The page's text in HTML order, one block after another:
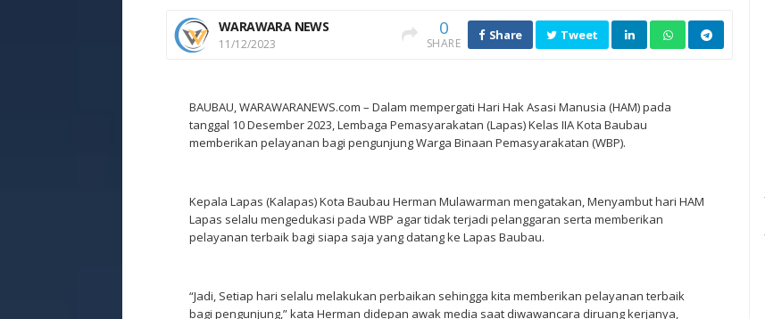
WARAWARA NEWS
11/12/2023
0
SHARE
Share Tweet
BAUBAU, WARAWARANEWS.com – Dalam mempergati Hari Hak Asasi Manusia (HAM) pada
tanggal 10 Desember 2023, Lembaga Pemasyarakatan (Lapas) Kelas IIA Kota Baubau
memberikan pelayanan bagi pengunjung Warga Binaan Pemasyarakatan (WBP).
Kepala Lapas (Kalapas) Kota Baubau Herman Mulawarman mengatakan, Menyambut hari HAM
Lapas selalu mengedukasi pada WBP agar tidak terjadi pelanggaran serta memberikan
pelayanan terbaik bagi siapa saja yang datang ke Lapas Baubau.
“Jadi, Setiap hari selalu melakukan perbaikan sehingga kita memberikan pelayanan terbaik
bagi pengunjung,” kata Herman didepan awak media saat diwawancara diruang kerjanya,